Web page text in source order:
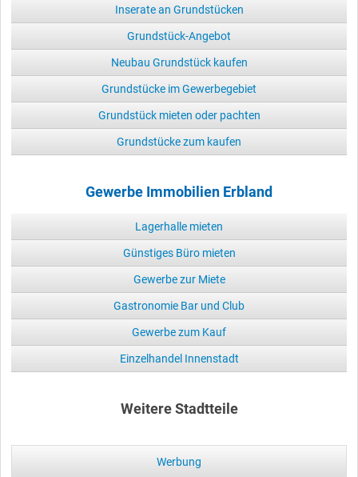
Inserate an Grundstücken
Grundstück-Angebot
Neubau Grundstück kaufen
Grundstücke im Gewerbegebiet
Grundstück mieten oder pachten
Grundstücke zum kaufen
Gewerbe Immobilien Erbland
Lagerhalle mieten
Günstiges Büro mieten
Gewerbe zur Miete
Gastronomie Bar und Club
Gewerbe zum Kauf
Einzelhandel Innenstadt
Weitere Stadtteile
Werbung